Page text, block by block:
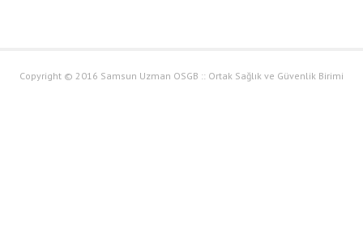
Copyright © 2016 Samsun Uzman OSGB :: Ortak Sağlık ve Güvenlik Birimi